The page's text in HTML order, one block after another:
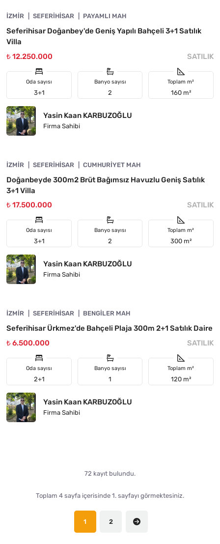
ÖNE ÇIKAN
İZMIR SEFERIHISAR PAYAMLI MAH
Seferihisar Doğanbey'de Geniş Yapılı Bahçeli 3+1 Satılık
Villa
₺ 12.250.000
SATILIK
Oda sayısı
3+1
Banyo sayısı
2
Toplam m²
160 m²
Yasin Kaan KARBUZOĞLU
Firma Sahibi
ÖNE ÇIKAN
İZMIR SEFERIHISAR CUMHURIYET MAH
Doğanbeyde 300m2 Brüt Bağımsız Havuzlu Geniş Satılık
3+1 Villa
₺ 17.500.000
SATILIK
Oda sayısı
3+1
Banyo sayısı
2
Toplam m²
300 m²
Yasin Kaan KARBUZOĞLU
Firma Sahibi
ÖNE ÇIKAN
İZMIR SEFERIHISAR BENGILER MAH
Seferihisar Ürkmez'de Bahçeli Plaja 300m 2+1 Satılık Daire
₺ 6.500.000
SATILIK
Oda sayısı
2+1
Banyo sayısı
1
Toplam m²
120 m²
Yasin Kaan KARBUZOĞLU
Firma Sahibi
72 kayıt bulundu.
Toplam 4 sayfa içerisinde 1. sayfayı görmektesiniz.
1 2